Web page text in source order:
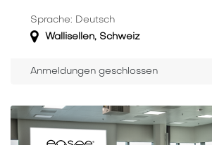
Sprache: Deutsch
Wallisellen, Schweiz
Anmeldungen geschlossen